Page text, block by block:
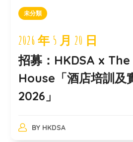
未分類
2026 年 5 月 20 日
招募：HKDSA x
House「酒店培訓及
2026」
BY HKDSA